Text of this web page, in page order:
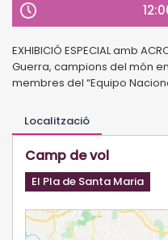
EXHIBICIÓ ESPECIAL amb
Guerra, campions del món
membres del “Equipo
Localització
Camp de vol
El Pla de Santa Maria